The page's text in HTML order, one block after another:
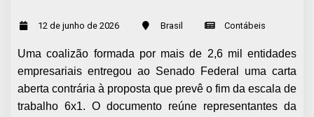
12 de junho de 2026 Brasil Contábeis
Uma coalizão formada por mais de 2,6 mil entidades
empresariais entregou ao Senado Federal uma carta
aberta contrária à proposta que prevê o fim da escala de
trabalho 6x1. O documento reúne representantes da